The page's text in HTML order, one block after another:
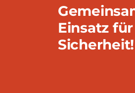
Einsatz
Sicherheit!